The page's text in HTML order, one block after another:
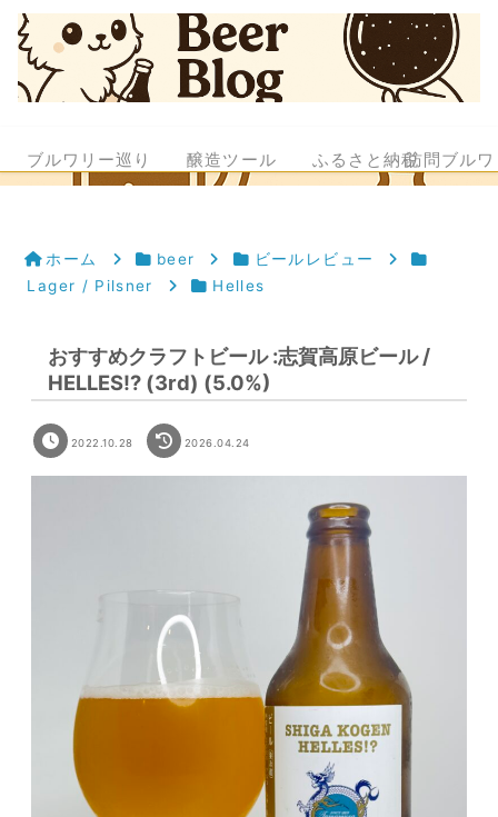
ブルワリー巡り 醸造ツール ふるさと納税訪問ブル
ホーム beer
ビールレビュー
Lager / Pilsner
Helles
おすすめクラフトビール :志賀高原ビール /
HELLES!? (3rd) (5.0%)
2022.10.28 2026.04.24